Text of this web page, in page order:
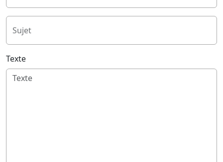
Sujet
Texte